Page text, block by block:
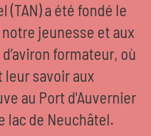
(TAN) a été fondé le
notre jeunesse et aux
formateur, où
savoir aux
au Port d'Auvernier
lac de Neuchâtel.